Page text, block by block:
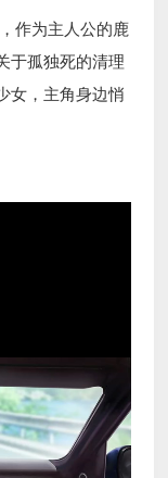
作为主人公的鹿
于孤独死的清理
女，主角身边悄